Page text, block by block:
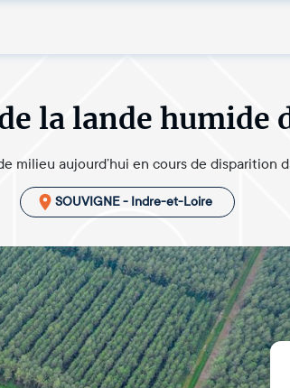
la lande humide
milieu aujourd’hui en cours de disparition
SOUVIGNE - Indre-et-Loire